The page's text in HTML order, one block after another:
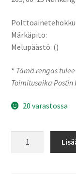
Märkäpito:
Melupäästö: ()
* Tämä rengas
Toimitusaika
20 varastossa